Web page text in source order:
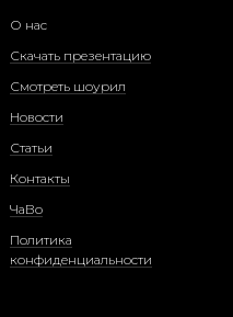
О нас
Скачать презентацию
Смотреть шоурил
Новости
Статьи
Контакты
ЧаВо
Политика
конфиденциальности